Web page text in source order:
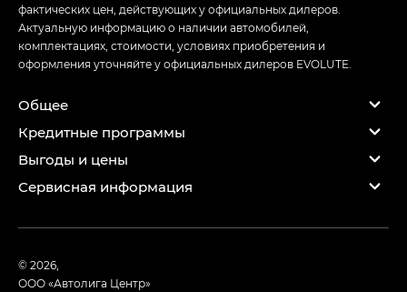
фактических цен, действующих у официальных дилеров.
Актуальную информацию о наличии автомобилей,
комплектациях, стоимости, условиях приобретения и
оформления уточняйте у официальных дилеров EVOLUTE.
Общее
Кредитные программы
Выгоды и цены
Сервисная информация
© 2026,
ООО «Автолига Центр»